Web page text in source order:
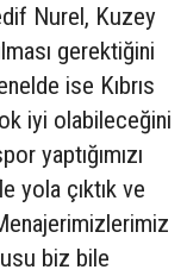
Nurel, Kuzey
gerektiğini
ise Kıbrıs
iyi olabileceğini
yaptığımızı
yola çıktık ve
biz bile